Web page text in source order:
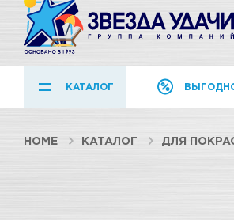
КАТАЛОГ
HOME КАТАЛОГ ДЛЯ